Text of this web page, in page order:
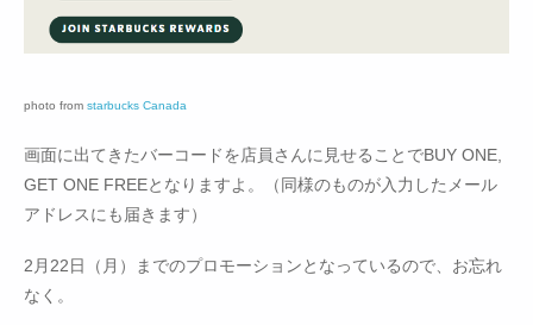
photo from starbucks Canada
画面に出てきたバーコードを店員さんに見せることでBUY ONE,
GET ONE FREEとなりますよ。（同様のものが入力したメール
アドレスにも届きます）
2月22日（月）までのプロモーションとなっているので、お忘れ
なく。